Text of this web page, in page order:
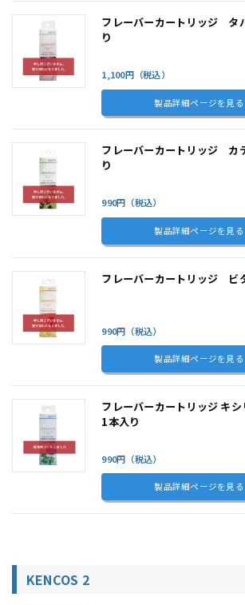
フレーバーカートリッジ タ
り
1,100円（税込）
製品詳細ページを見る
フレーバーカートリッジ カ
り
990円（税込）
製品詳細ページを見る
フレーバーカートリッジ ビ
990円（税込）
製品詳細ページを見る
フレーバーカートリッジ キ
1本入り
990円（税込）
製品詳細ページを見る
KENCOS 2